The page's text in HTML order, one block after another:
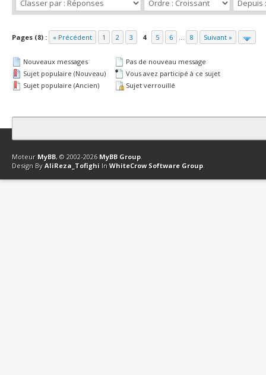
Pages (8) : « Précédent 1 2 3 4 5 6 ... 8 Suivant »
Nouveaux messages
Sujet populaire (Nouveau)
Sujet populaire (Ancien)
Pas de nouveau message
Vous avez participé à ce sujet
Sujet verrouillé
Contact Club Affiliation Retourner en haut Version bas-débit
Moteur MyBB, © 2002-2026 MyBB Group.
Design By AliReza_Tofighi In WhiteCrow Software Group.